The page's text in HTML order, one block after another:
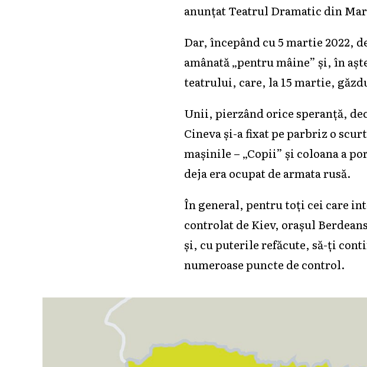
anunțat Teatrul Dramatic din
Dar, începând cu 5 martie 2022,
amânată „pentru mâine” și, în
teatrului, care, la 15 martie,
Unii, pierzând orice speranță,
Cineva și-a fixat pe parbriz o
mașinile – „Copii” și coloana a
deja era ocupat de armata rusă.
În general, pentru toți cei care
controlat de Kiev, orașul
și, cu puterile refăcute, să-ți
numeroase puncte de control.